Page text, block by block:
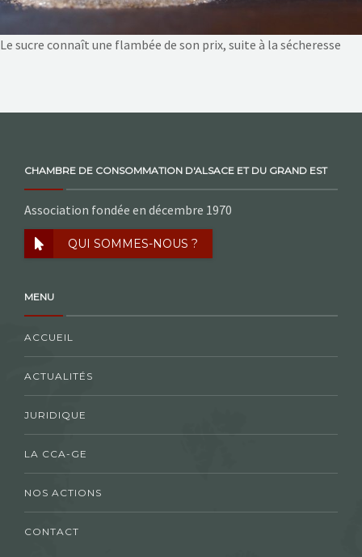
Le sucre connaît une flambée de son prix, suite à la sécheresse
CHAMBRE DE CONSOMMATION D'ALSACE ET DU GRAND EST
Association fondée en décembre 1970
QUI SOMMES-NOUS ?
MENU
ACCUEIL
ACTUALITÉS
JURIDIQUE
LA CCA-GE
NOS ACTIONS
CONTACT